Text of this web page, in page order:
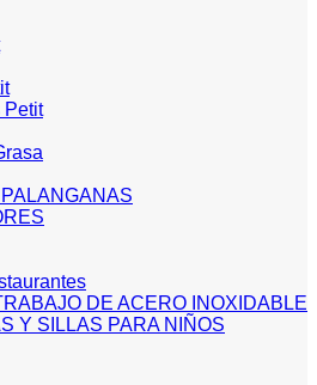
Petit
DE ACERO INOXIDABLE
Y SILLAS PARA NIÑOS